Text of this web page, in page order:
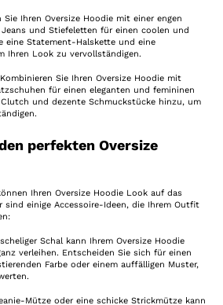
Sie Ihren Oversize Hoodie mit einer engen
Jeans und Stiefeletten für einen coolen und
eine Statement-Halskette und eine
Ihren Look zu vervollständigen.
Sie Ihren Oversize Hoodie mit
für einen eleganten und femininen
und dezente Schmuckstücke hinzu, um
perfekten Oversize
Ihren Oversize Hoodie Look auf das
sind einige Accessoire-Ideen, die Ihrem Outfit
Schal kann Ihrem Oversize Hoodie
verleihen. Entscheiden Sie sich für einen
Farbe oder einem auffälligen Muster,
Mütze oder eine schicke Strickmütze kann